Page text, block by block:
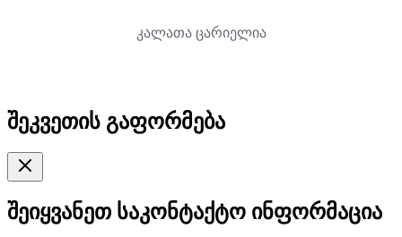
კალათა ცარიელია
შეკვეთის გაფორმება
შეიყვანეთ საკონტაქტო ინფორმაცია